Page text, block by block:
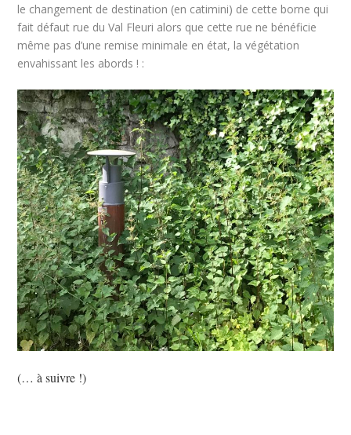
le changement de destination (en catimini) de cette borne qui
fait défaut rue du Val Fleuri alors que cette rue ne bénéficie
même pas d’une remise minimale en état, la végétation
envahissant les abords ! :
(… à suivre !)